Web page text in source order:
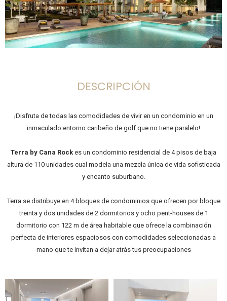
DESCRIPCIÓN
¡Disfruta de todas las comodidades de vivir en un condominio en un
inmaculado entorno caribeño de golf que no tiene paralelo!
Terra by Cana Rock es un condominio residencial de 4 pisos de baja
altura de 110 unidades cual modela una mezcla única de vida sofisticada
y encanto suburbano.
Terra se distribuye en 4 bloques de condominios que ofrecen por bloque
treinta y dos unidades de 2 dormitorios y ocho pent-houses de 1
dormitorio con 122 m de área habitable que ofrece la combinación
perfecta de interiores espaciosos con comodidades seleccionadas a
mano que te invitan a dejar atrás tus preocupaciones